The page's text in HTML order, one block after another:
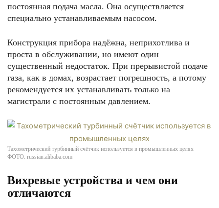
постоянная подача масла. Она осуществляется
специально устанавливаемым насосом.
Конструкция прибора надёжна, неприхотлива и
проста в обслуживании, но имеют один
существенный недостаток. При прерывистой подаче
газа, как в домах, возрастает погрешность, а потому
рекомендуется их устанавливать только на
магистрали с постоянным давлением.
Тахометрический турбинный счётчик используется в промышленных целях
ФОТО: russian.alibaba.com
Вихревые устройства и чем они
отличаются